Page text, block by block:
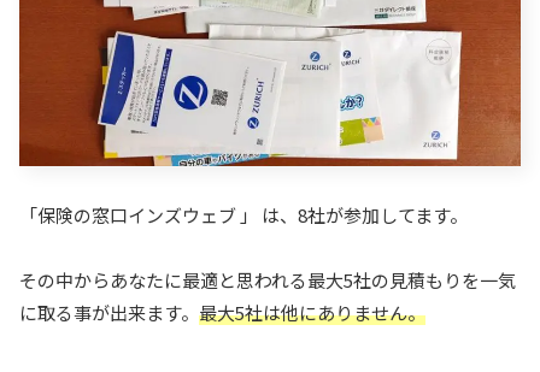
「保険の窓口インズウェブ 」 は、8社が参加してます。
その中からあなたに最適と思われる最大5社の見積もりを一気
に取る事が出来ます。 最大5社は他にありません。